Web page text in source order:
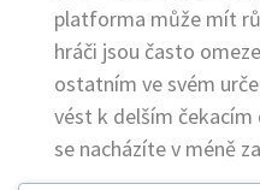
platforma může mít
hráči jsou často
ostatním ve svém
vést k delším čekacím
se nacházíte v méně